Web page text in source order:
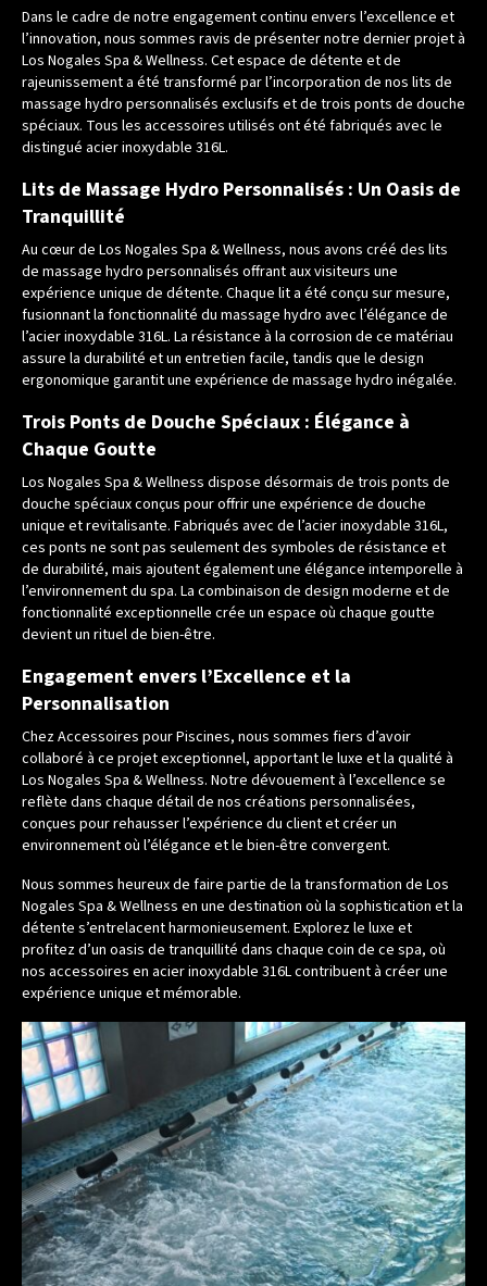
Dans le cadre de notre engagement continu envers l’excellence et
l’innovation, nous sommes ravis de présenter notre dernier projet à
Los Nogales Spa & Wellness. Cet espace de détente et de
rajeunissement a été transformé par l’incorporation de nos lits de
massage hydro personnalisés exclusifs et de trois ponts de douche
spéciaux. Tous les accessoires utilisés ont été fabriqués avec le
distingué acier inoxydable 316L.
Lits de Massage Hydro Personnalisés : Un Oasis de
Tranquillité
Au cœur de Los Nogales Spa & Wellness, nous avons créé des lits
de massage hydro personnalisés offrant aux visiteurs une
expérience unique de détente. Chaque lit a été conçu sur mesure,
fusionnant la fonctionnalité du massage hydro avec l’élégance de
l’acier inoxydable 316L. La résistance à la corrosion de ce matériau
assure la durabilité et un entretien facile, tandis que le design
ergonomique garantit une expérience de massage hydro inégalée.
Trois Ponts de Douche Spéciaux : Élégance à
Chaque Goutte
Los Nogales Spa & Wellness dispose désormais de trois ponts de
douche spéciaux conçus pour offrir une expérience de douche
unique et revitalisante. Fabriqués avec de l’acier inoxydable 316L,
ces ponts ne sont pas seulement des symboles de résistance et
de durabilité, mais ajoutent également une élégance intemporelle à
l’environnement du spa. La combinaison de design moderne et de
fonctionnalité exceptionnelle crée un espace où chaque goutte
devient un rituel de bien-être.
Engagement envers l’Excellence et la
Personnalisation
Chez Accessoires pour Piscines, nous sommes fiers d’avoir
collaboré à ce projet exceptionnel, apportant le luxe et la qualité à
Los Nogales Spa & Wellness. Notre dévouement à l’excellence se
reflète dans chaque détail de nos créations personnalisées,
conçues pour rehausser l’expérience du client et créer un
environnement où l’élégance et le bien-être convergent.
Nous sommes heureux de faire partie de la transformation de Los
Nogales Spa & Wellness en une destination où la sophistication et la
détente s’entrelacent harmonieusement. Explorez le luxe et
profitez d’un oasis de tranquillité dans chaque coin de ce spa, où
nos accessoires en acier inoxydable 316L contribuent à créer une
expérience unique et mémorable.